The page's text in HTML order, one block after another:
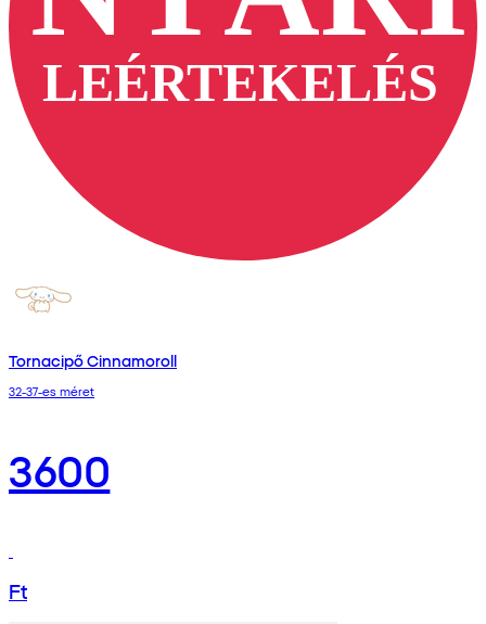
Tornacipő Cinnamoroll
32-37-es méret
3600
Ft